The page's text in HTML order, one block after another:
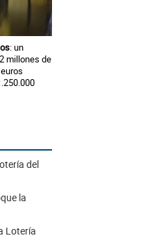
: un
millones de
del
la
Lotería